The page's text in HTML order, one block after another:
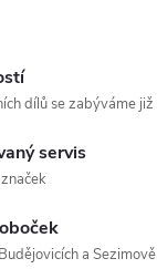
dílů se zabýváme
servis
a